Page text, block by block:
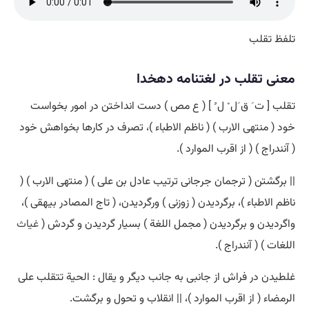
تلفظ تقلب
معنی تقلب در لغتنامه دهخدا
تقلب [ ت َ ق َل ْ ل ُ ] ( ع مص ) دست انداختن در امور بخواست
خود ( منتهی الارب ) ( ناظم الاطباء )، تصرف در کارها بخواهش خود
( آنندراج ) ( از اقرب الموارد ).
|| برگشتن ( ترجمان جرجانی ترتیب عادل بن علی ) ( منتهی الارب ) (
ناظم الاطباء )، برگردیدن ( زوزنی ) ورگردیدن، ( تاج المصادر بیهقی )،
واگردیدن و برگردیدن ( مجمل اللغة ) بسیار گردیدن و گردش (غیاث
اللغات ) ( آنندراج ).
غلطیدن در فراش از جانبی به جانب دیگر و یقال : الحیة تتقلب علی
الرمضاء ( از اقرب الموارد )، || انقلاب و تحول و برگشت.